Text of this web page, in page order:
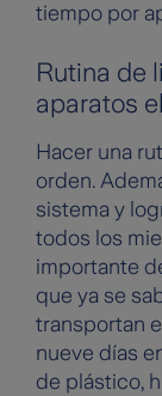
tiempo por
Rutina de
aparatos
Hacer una
orden.
sistema y
todos los
importante
que ya se
transportan
nueve días
de plástico,